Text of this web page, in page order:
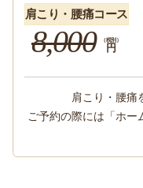
肩こり・腰痛コース
8,000 （税別）
円
肩こり・腰痛
ご予約の際には「ホー